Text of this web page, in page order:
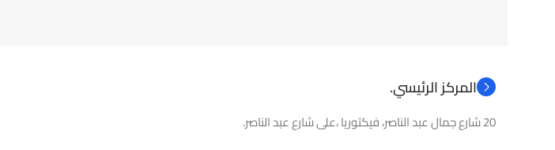
المركز الرئيسي.
20 شارع جمال عبد الناصر، فيكتوريا ،على شارع عبد الناصر.